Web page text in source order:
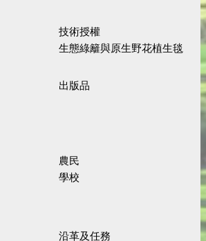
技術授權
生態綠籬與原生野花植生毯
出版品
農民
學校
沿革及任務